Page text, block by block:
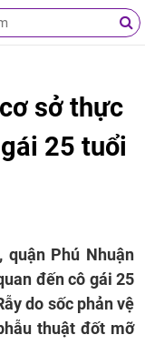
sở thực
25 tuổi
quận Phú Nhuận
đến cô gái 25
do sốc phản vệ
thuật đốt mỡ